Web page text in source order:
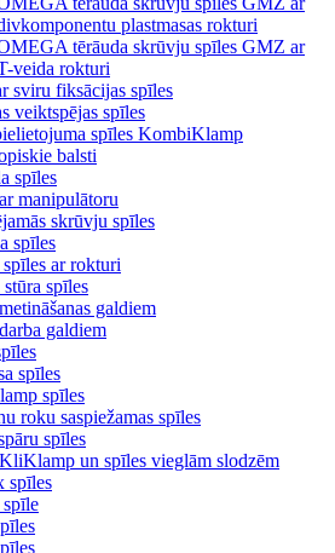
plastmasas rokturi
tērāuda skrūvju spīles GMZ ar
veida rokturi
sviru fiksācijas spīles
veiktspējas spīles
spīles KombiKlamp
balsti
spīles
manipulātoru
skrūvju spīles
spīles
ar rokturi
spīles
galdiem
galdiem
spīles
spīles
roku saspiežamas spīles
spīles
un spīles vieglām slodzēm
spīles